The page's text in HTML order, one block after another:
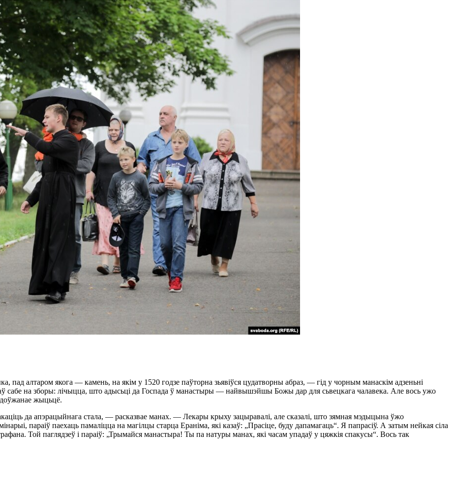
пад алтаром якога — камень, на якім у 1520 годзе паўторна зьявіўся цудатворны абраз, — гід у чорным манаскім адзеньні
сабе на зборы: лічыцца, што адысьці да Госпада ў манастыры — найвышэйшы Божы дар для сьвецкага чалавека. Але вось ужо
жыцьцё.
да апэрацыйнага стала, — расказвае манах. — Лекары крыху зацыравалі, але сказалі, што зямная мэдыцына ўжо
параіў паехаць памаліцца на магілцы старца Ераніма, які казаў: „Прасіце, буду дапамагаць“. Я папрасіў. А затым нейкая сіла
Той паглядзеў і параіў: „Трымайся манастыра! Ты па натуры манах, які часам упадаў у цяжкія спакусы“. Вось так